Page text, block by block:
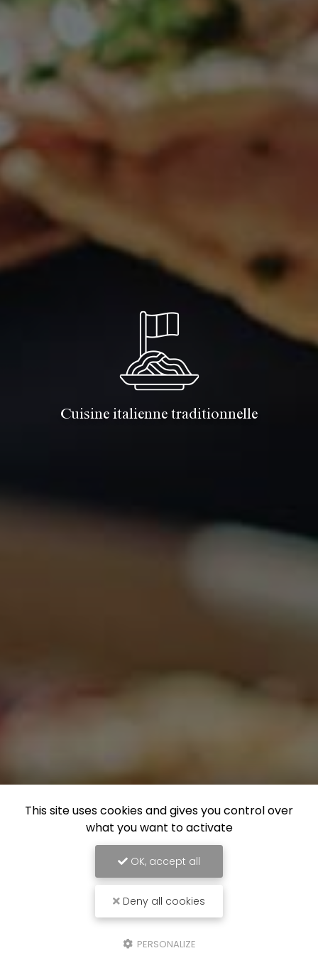
Cuisine italienne traditionnelle
This site uses cookies and gives you control over
what you want to activate
OK, accept all
Deny all cookies
PERSONALIZE